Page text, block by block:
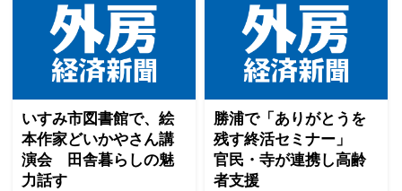
いすみ市図書館で、絵
本作家どいかやさん講
演会 田舎暮らしの魅
力話す
勝浦で「ありがとうを
残す終活セミナー」
官民・寺が連携し高齢
者支援